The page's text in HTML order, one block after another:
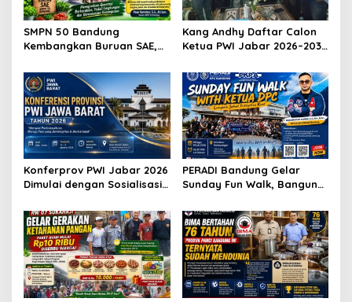
s
SMPN 50 Bandung
Kembangkan Buruan SAE,
RI Komisi X
Kang Andhy Daftar Calon
Ketua PWI Jabar 2026–2031,
Wartawan hingga Peluang
Karier Internasional
Konferprov PWI Jabar 2026
Dimulai dengan Sosialisasi
Transparansi dan
Profesionalisme
PERADI Bandung Gelar
Sunday Fun Walk, Bangun
Integritas Advokat